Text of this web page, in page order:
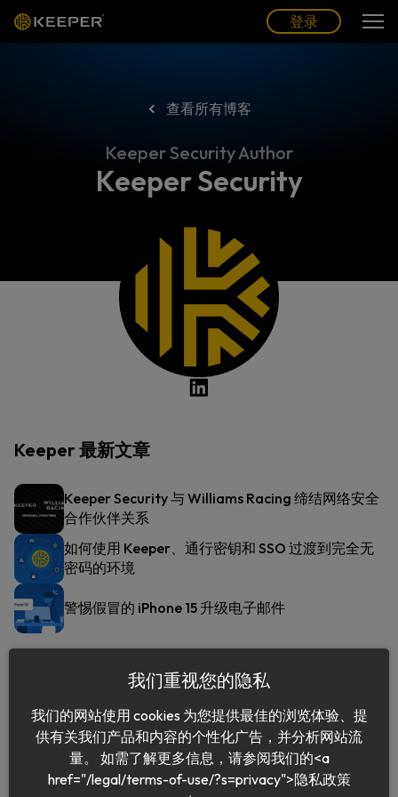
登录
查看所有博客
Keeper Security Author
Keeper Security
Keeper 最新文章
Keeper Security 与 Williams Racing 缔结网络安全
合作伙伴关系
如何使用 Keeper、通行密钥和 SSO 过渡到完全无
密码的环境
警惕假冒的 iPhone 15 升级电子邮件
中文 (简体)
我们重视您的隐私
我们的网站使用 cookies 为您提供最佳的浏览体验、提
供有关我们产品和内容的个性化广告，并分析网站流
量。 如需了解更多信息，请参阅我们的<a
href="/legal/terms-of-use/?s=privacy">隐私政策